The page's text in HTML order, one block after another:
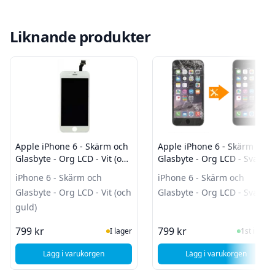
Liknande produkter
Apple iPhone 6 - Skärm och
Glasbyte - Org LCD - Vit (och
iPhone 6 - Skärm och
Glasbyte - Org LCD - Vit (och
guld)
799 kr I Lager
I lager
Lägg i varukorgen, Apple iPhone 6 - Skärm och Glasbyte - Org LCD - Vit (och
Apple iPhone 6 - Skärm och
Glasbyte - Org LCD - Svart
iPhone 6 - Skärm och
Glasbyte - Org LCD - Svart
799 kr I Lager
1st i lager
Lägg i varukorgen
, Apple iPhone 6